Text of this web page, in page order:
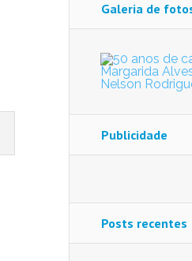
Galeria de
Publicidade
Posts recentes